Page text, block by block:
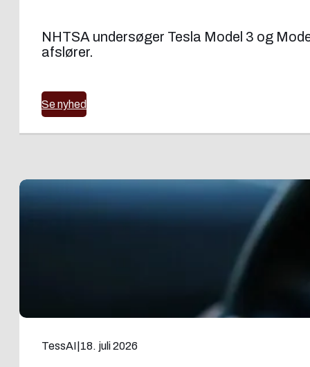
NHTSA undersøger Tesla Model 3 og
afslører.
Se nyhed
TessAI 18. juli 2026